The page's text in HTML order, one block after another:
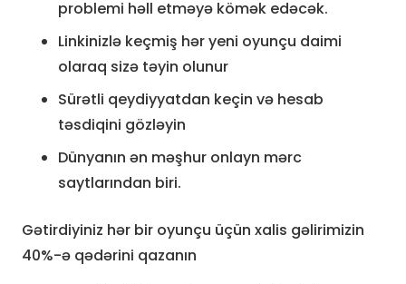
problemi həll etməyə kömək edəcək.
Linkinizlə keçmiş hər yeni oyunçu daimi
olaraq sizə təyin olunur
Sürətli qeydiyyatdan keçin və hesab
təsdiqini gözləyin
Dünyanın ən məşhur onlayn mərc
saytlarından biri.
Gətirdiyiniz hər bir oyunçu üçün xalis gəlirimizin
40%-ə qədərini qazanın